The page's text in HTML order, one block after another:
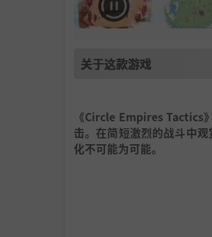
关于这款游戏
《Circle Empires Tactics
击。在简短激烈的战斗中
化不可能为可能。